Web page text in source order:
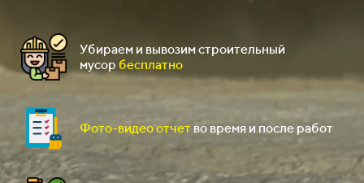
Убираем и вывозим строительный
мусор бесплатно
Фото-видео отчет во время и после работ